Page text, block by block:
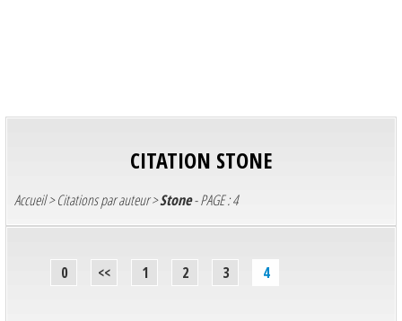
CITATION STONE
Accueil>Citations par auteur>Stone- PAGE : 4
0 << 1 2 3 4